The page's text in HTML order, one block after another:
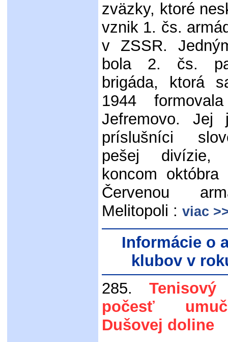
zväzky, ktoré
vznik 1. čs.
v ZSSR.
bola 2. čs.
brigáda, ktorá
1944
Jefremovo. Jej
príslušníci
pešej
koncom
Červenou
Melitopoli : viac
Informácie o
klubov v
285.
počesť
Dušovej doline